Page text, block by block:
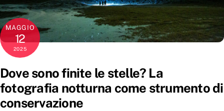
MAGGIO
12
2025
Dove sono finite le stelle? La
fotografia notturna come strumento di
conservazione